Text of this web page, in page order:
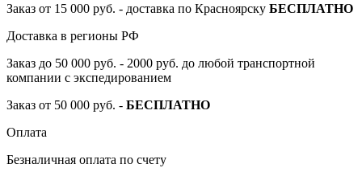
Заказ от 15 000 руб. - доставка по Красноярску БЕСПЛАТНО
Доставка в регионы РФ
Заказ до 50 000 руб. - 2000 руб. до любой транспортной
компании с экспедированием
Заказ от 50 000 руб. - БЕСПЛАТНО
Оплата
Безналичная оплата по счету